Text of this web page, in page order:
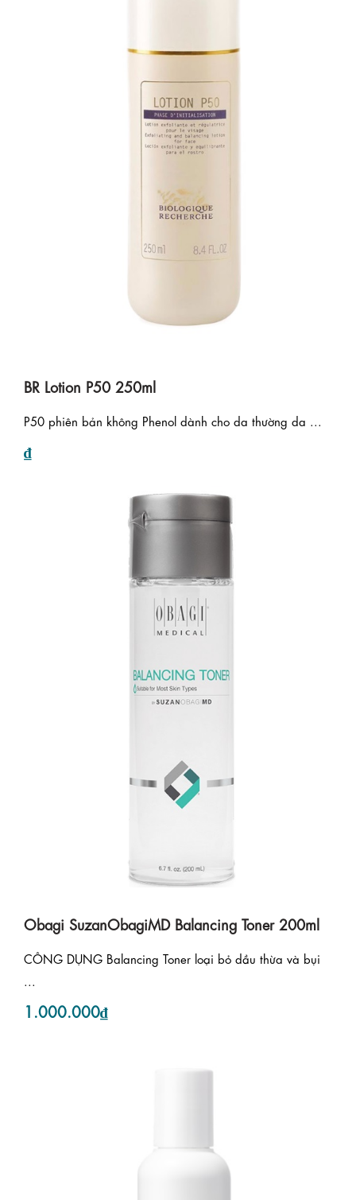
BR Lotion P50 250ml
P50 phiên bản không Phenol dành cho da thường da ...
₫
Obagi SuzanObagiMD Balancing Toner 200ml
CÔNG DỤNG Balancing Toner loại bỏ dầu thừa và bụi
1.000.000₫